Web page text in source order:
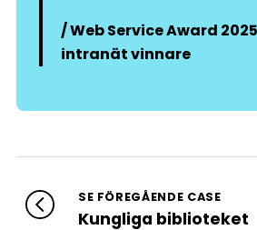
/ Web Service Award
intranät vinnare
SE FÖREGÅENDE CASE
Kungliga biblioteket